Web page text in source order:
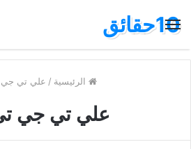
القائمة10حقائق
الرئيسية / علي تي
علي تي جي